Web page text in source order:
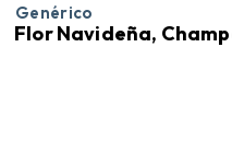
Genérico
Flor Navideña,